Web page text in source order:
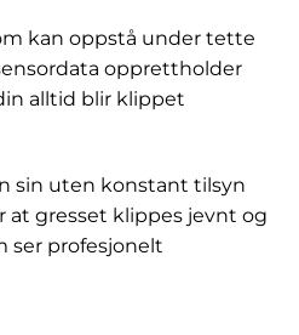
kan oppstå under tette
opprettholder
alltid blir klippet
sin uten konstant tilsyn
at gresset klippes jevnt og
ser profesjonelt